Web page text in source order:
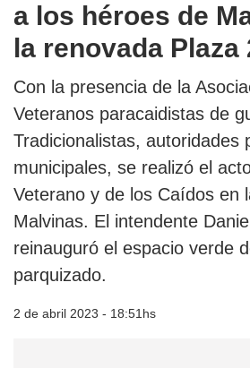
a los héroes de
la renovada Plaza
Con la presencia de la
Veteranos paracaidistas de
Tradicionalistas, autoridades
municipales, se realizó el
Veterano y de los Caídos en
Malvinas. El intendente
reinauguró el espacio verde
parquizado.
2 de abril 2023 - 18:51hs